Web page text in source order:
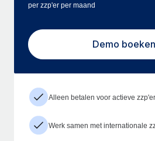
per zzp'er per maand
Demo boeken
Alleen betalen voor actieve
Werk samen met internationale